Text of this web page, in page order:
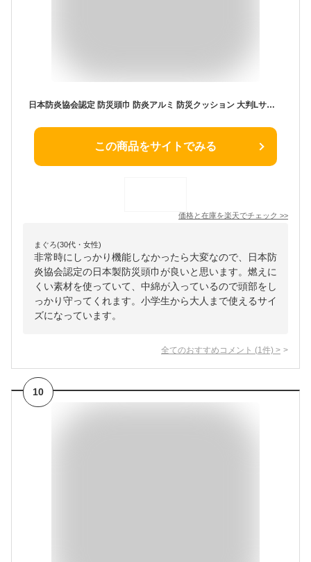
日本防炎協会認定 防災頭巾 防炎アルミ 防災クッション 大判Lサイズ 日本製 防炎（小学生から大人まで）46×30cm防災ずきん 防災グッズ
この商品をサイトでみる
価格と在庫を楽天でチェック >>
まぐろ(30代・女性)
非常時にしっかり機能しなかったら大変なので、日本防
炎協会認定の日本製防災頭巾が良いと思います。燃えに
くい素材を使っていて、中綿が入っているので頭部をし
っかり守ってくれます。小学生から大人まで使えるサイ
ズになっています。
全てのおすすめコメント (1 件) >
10